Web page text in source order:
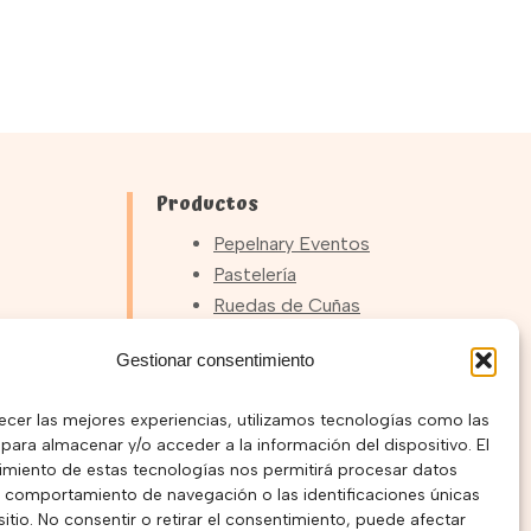
Gestionar consentimiento
las mejores experiencias, utilizamos tecnologías como las
almacenar y/o acceder a la información del dispositivo. El
de estas tecnologías nos permitirá procesar datos
de navegación o las identificaciones únicas
No consentir o retirar el consentimiento, puede afectar
Productos
Pepelnary Eventos
Pastelería
Ruedas de Cuñas
Palmeras Gigantes
Empanadas
Y muchos más…
Ver Tienda